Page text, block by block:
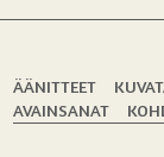
ÄÄNITTEET
AVAINSANAT